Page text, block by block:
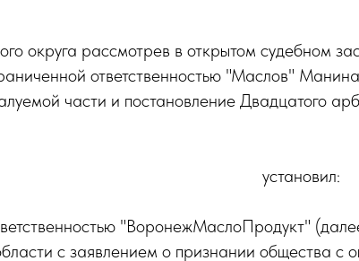
округа рассмотрев в открытом судебном
ответственностью "Маслов"
части и постановление Двадцатого
установил:
"ВоронежМаслоПродукт"
с заявлением о признании общества